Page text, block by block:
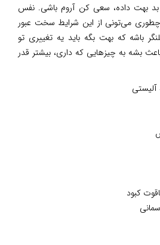
بد بهت داده، سعی کن آروم باشی. نفس
می‌تونی از این شرایط سخت عبور
باشه که بهت بگه باید یه تغییری تو
بشه به چیزهایی که داری، بیشتر قدر
آلیستی
کبود